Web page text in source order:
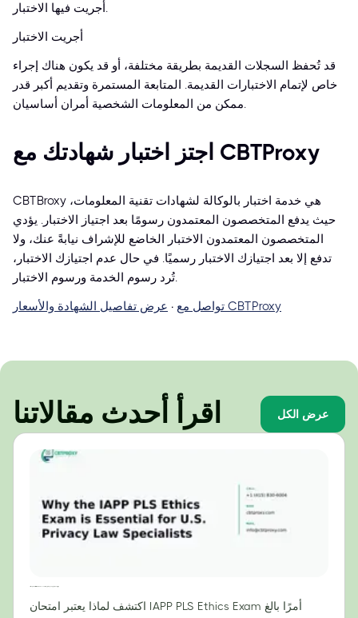
أجريت فيها الاختبار.
أجريت الاختبار
قد تُحفظ السجلات القديمة بطريقة مختلفة، أو قد يكون هناك إجراء
خاص لإتمام الاختبارات القديمة. المتابعة المستمرة وتقديم أكبر قدر
ممكن من المعلومات الشخصية أمران أساسيان.
اجتز اختبار شهادتك مع CBTProxy
CBTBroxy هي خدمة اختبار بالوكالة لشهادات تقنية المعلومات،
حيث يدفع المتخصصون المعتمدون رسومًا بعد اجتياز الاختبار. يؤدي
المتخصصون المعتمدون الاختبار الخاضع للإشراف نيابةً عنك، ولا
تدفع إلا بعد اجتيازك الاختبار رسميًا. في حال عدم اجتيازك الاختبار،
تُرد رسوم الخدمة ورسوم الاختبار.
عرض تفاصيل الشهادة والأسعار · تواصل مع CBTProxy
اقرأ أحدث مقالاتنا عرض الكل
اكتشف لماذا يعتبر امتحان IAPP PLS Ethics Exam أمرًا بالغ